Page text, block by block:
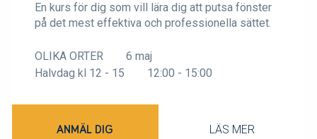
En kurs för dig som vill lära dig att putsa fönster
på det mest effektiva och professionella sättet.
OLIKA ORTER
6 maj
Halvdag kl 12 - 15
12:00 - 15:00
ANMÄL DIG LÄS MER